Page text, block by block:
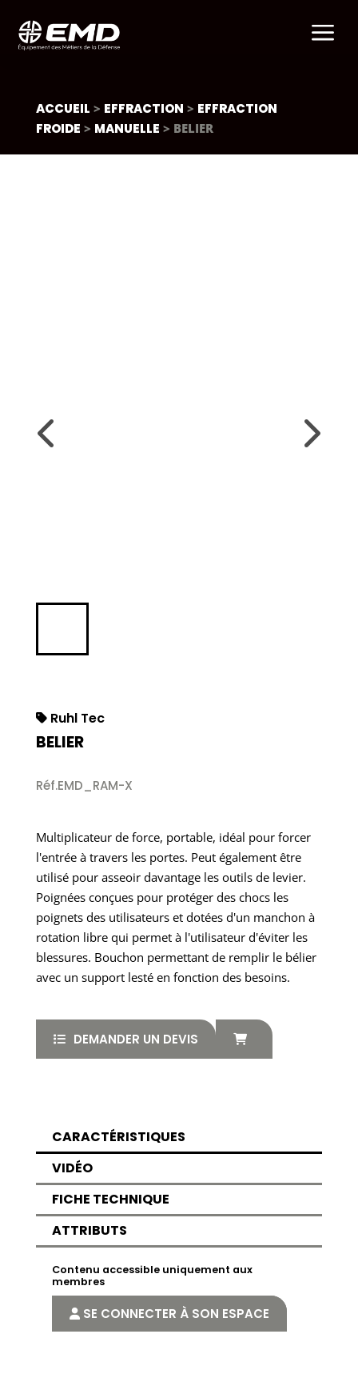
a
ACCUEIL > EFFRACTION > EFFRACTION
FROIDE > MANUELLE > BELIER
Ruhl Tec
BELIER
Réf.EMD_RAM-X
Multiplicateur de force, portable, idéal pour forcer
l'entrée à travers les portes. Peut également être
utilisé pour asseoir davantage les outils de levier.
Poignées conçues pour protéger des chocs les
poignets des utilisateurs et dotées d'un manchon à
rotation libre qui permet à l'utilisateur d'éviter les
blessures. Bouchon permettant de remplir le bélier
avec un support lesté en fonction des besoins.
DEMANDER UN DEVIS
CARACTÉRISTIQUES
VIDÉO
FICHE TECHNIQUE
ATTRIBUTS
Contenu accessible uniquement aux
membres
SE CONNECTER À SON ESPACE